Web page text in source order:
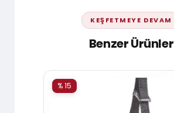
KEŞFETMEYE DEVAM
Benzer Ürünler
% 15